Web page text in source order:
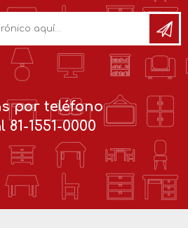
por teléfono
1551-0000